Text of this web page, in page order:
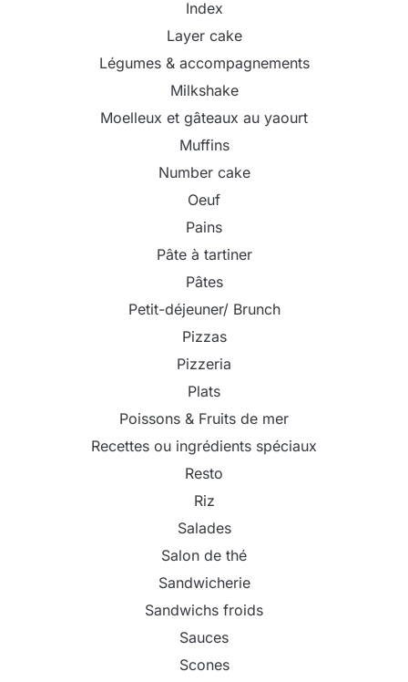
Index
Layer cake
Légumes & accompagnements
Milkshake
Moelleux et gâteaux au yaourt
Muffins
Number cake
Oeuf
Pains
Pâte à tartiner
Pâtes
Petit-déjeuner/ Brunch
Pizzas
Pizzeria
Plats
Poissons & Fruits de mer
Recettes ou ingrédients spéciaux
Resto
Riz
Salades
Salon de thé
Sandwicherie
Sandwichs froids
Sauces
Scones